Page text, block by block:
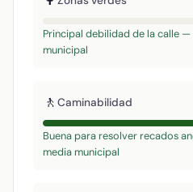
Principal debilidad de la calle —
municipal
🚶 Caminabilidad
Buena para resolver recados
media municipal